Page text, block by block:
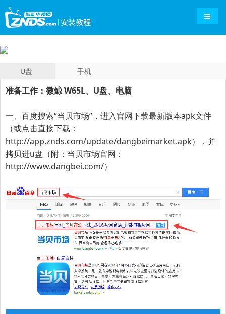
导航
U盘 手机
准备工作： 微鲸 W65L、U盘、电脑
一、百度搜索“当贝市场”，进入官网下载最新版本apk文件
（或点击直接下载：
http://app.znds.com/update/dangbeimarket.apk），并
拷贝进u盘（附：当贝市场官网：
http://www.dangbei.com/）